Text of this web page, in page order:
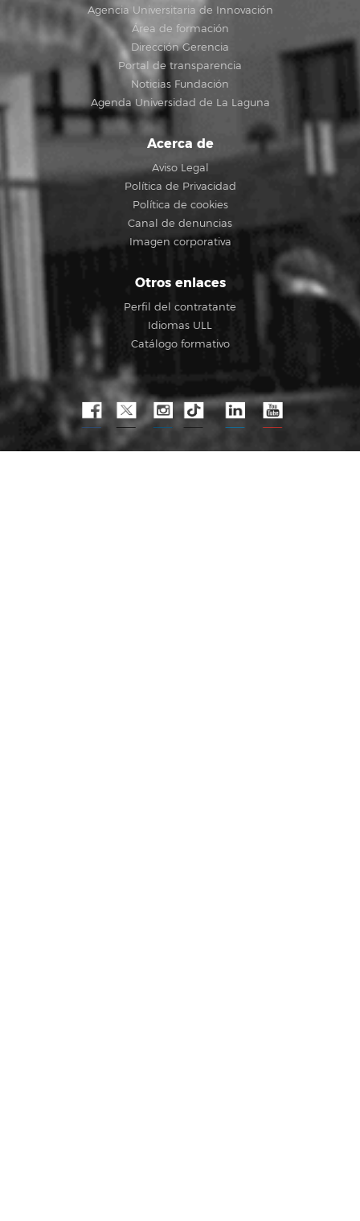
Agencia Universitaria de Innovación
Área de formación
Dirección Gerencia
Portal de transparencia
Noticias Fundación
Agenda Universidad de La Laguna
Acerca de
Aviso Legal
Política de Privacidad
Política de cookies
Canal de denuncias
Imagen corporativa
Otros enlaces
Perfil del contratante
Idiomas ULL
Catálogo formativo